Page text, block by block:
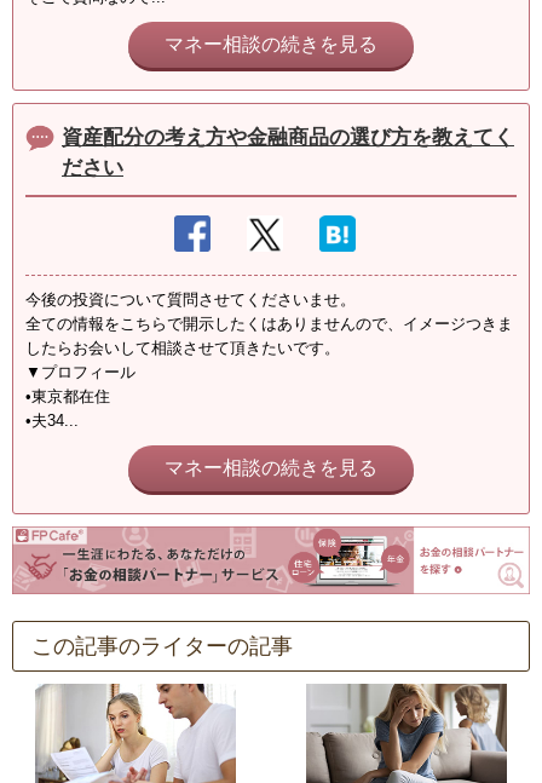
マネー相談の続きを見る
資産配分の考え方や金融商品の選び方を教えてく
ださい
今後の投資について質問させてくださいませ。
全ての情報をこちらで開示したくはありませんので、イメージつきま
したらお会いして相談させて頂きたいです。
▼プロフィール
•東京都在住
•夫34...
マネー相談の続きを見る
この記事のライターの記事